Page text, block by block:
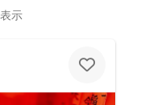
示